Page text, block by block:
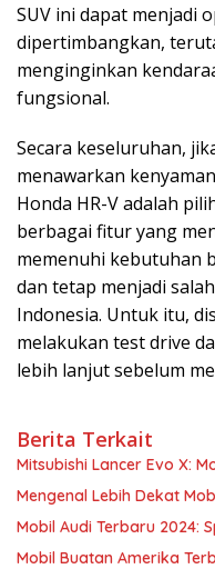
SUV ini dapat menjadi
dipertimbangkan,
menginginkan
fungsional.
Secara keseluruhan,
menawarkan
Honda HR-V adalah
berbagai fitur yang
memenuhi kebutuhan
dan tetap menjadi
Indonesia. Untuk itu,
melakukan test drive
lebih lanjut sebelum
Berita Terkait
Mitsubishi Lancer Evo X:
Mengenal Lebih Dekat
Mobil Audi Terbaru 2024:
Mobil Buatan Amerika